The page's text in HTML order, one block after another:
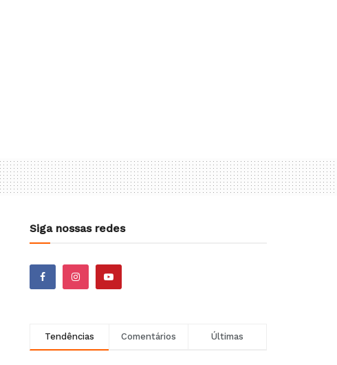
Siga nossas redes
Tendências Comentários Últimas